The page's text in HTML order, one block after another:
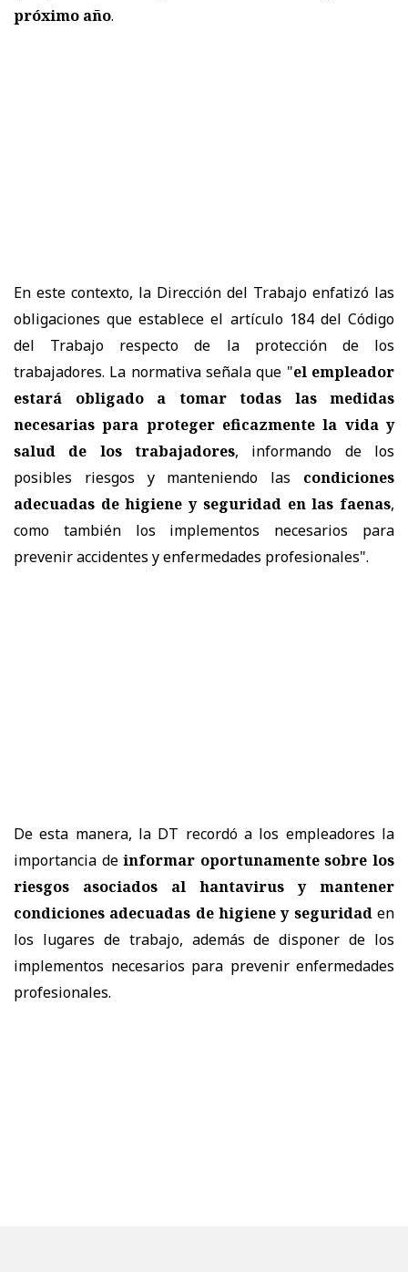
próximo año.
En este contexto, la Dirección del Trabajo enfatizó las
obligaciones que establece el artículo 184 del Código
del Trabajo respecto de la protección de los
trabajadores. La normativa señala que "el empleador
estará obligado a tomar todas las medidas
necesarias para proteger eficazmente la vida y
salud de los trabajadores, informando de los
posibles riesgos y manteniendo las condiciones
adecuadas de higiene y seguridad en las faenas,
como también los implementos necesarios para
prevenir accidentes y enfermedades profesionales".
De esta manera, la DT recordó a los empleadores la
importancia deinformar oportunamente sobre los
riesgos asociados al hantavirus y mantener
condiciones adecuadas de higiene y seguridaden
los lugares de trabajo, además de disponer de los
implementos necesarios para prevenir enfermedades
profesionales.